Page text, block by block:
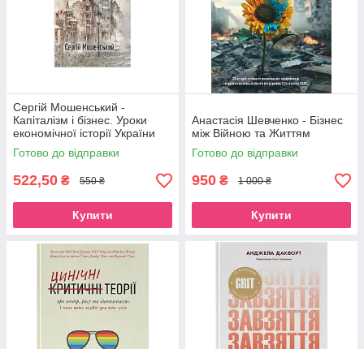
Сергій Мошенський -
Капіталізм і бізнес. Уроки
економічної історії України
Готово до відправки
522,50 ₴ 550 ₴
Купити
Анастасія Шевченко - Бізнес
між Війною та Життям
Готово до відправки
950 ₴ 1 000 ₴
Купити